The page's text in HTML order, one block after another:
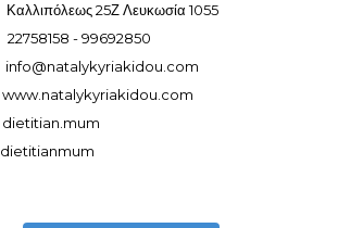
Καλλιπόλεως 25Ζ Λευκωσία 1055
22758158 - 99692850
info@natalykyriakidou.com
www.natalykyriakidou.com
dietitian.mum
dietitianmum